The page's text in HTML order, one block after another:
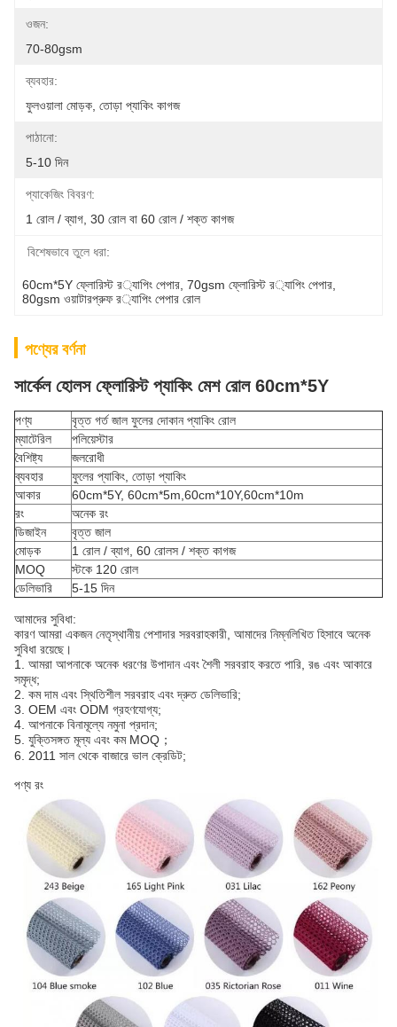
ওজন:
70-80gsm
ব্যবহার:
ফুলওয়ালা মোড়ক, তোড়া প্যাকিং কাগজ
পাঠানো:
5-10 দিন
প্যাকেজিং বিবরণ:
1 রোল / ব্যাগ, 30 রোল বা 60 রোল / শক্ত কাগজ
বিশেষভাবে তুলে ধরা:
60cm*5Y ফ্লোরিস্ট র‌্যাপিং পেপার 70gsm ফ্লোরিস্ট র‌্যাপিং পেপার
80gsm ওয়াটারপ্রুফ র‌্যাপিং পেপার রোল
পণ্যের বর্ণনা
সার্কেল হোলস ফ্লোরিস্ট প্যাকিং মেশ রোল 60cm*5Y
পণ্য
বৃত্ত গর্ত জাল ফুলের দোকান প্যাকিং রোল
ম্যাটেরিল
পলিয়েস্টার
বৈশিষ্ট্য
জলরোধী
ব্যবহার
ফুলের প্যাকিং, তোড়া প্যাকিং
আকার
60cm*5Y, 60cm*5m,60cm*10Y,60cm*10m
রং
অনেক রং
ডিজাইন
বৃত্ত জাল
মোড়ক
1 রোল / ব্যাগ, 60 রোলস / শক্ত কাগজ
MOQ
স্টকে 120 রোল
ডেলিভারি
5-15 দিন
আমাদের সুবিধা:
কারণ আমরা একজন নেতৃস্থানীয় পেশাদার সরবরাহকারী, আমাদের নিম্নলিখিত হিসাবে অনেক
সুবিধা রয়েছে।
1. আমরা আপনাকে অনেক ধরণের উপাদান এবং শৈলী সরবরাহ করতে পারি, রঙ এবং আকারে
সমৃদ্ধ;
2. কম দাম এবং স্থিতিশীল সরবরাহ এবং দ্রুত ডেলিভারি;
3. OEM এবং ODM গ্রহণযোগ্য;
4. আপনাকে বিনামূল্যে নমুনা প্রদান;
5. যুক্তিসঙ্গত মূল্য এবং কম MOQ；
6. 2011 সাল থেকে বাজারে ভাল ক্রেডিট;
পণ্য রং